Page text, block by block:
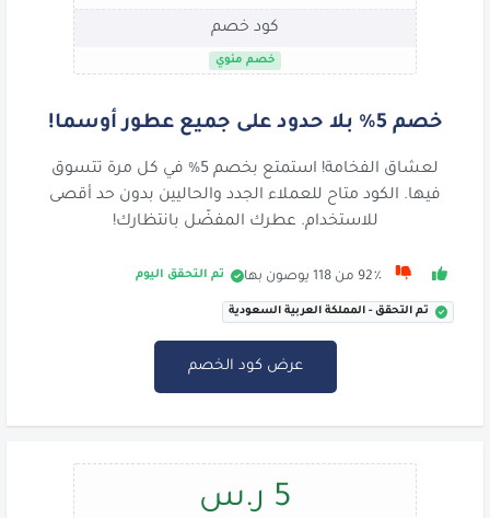
كود خصم
خصم مئوي
خصم 5% بلا حدود على جميع عطور أوسما!
لعشاق الفخامة! استمتع بخصم 5% في كل مرة تتسوق
فيها. الكود متاح للعملاء الجدد والحاليين بدون حد أقصى
للاستخدام. عطرك المفضّل بانتظارك!
92٪ من 118 يوصون بها تم التحقق اليوم
تم التحقق - المملكة العربية السعودية
عرض كود الخصم
5 ر.س